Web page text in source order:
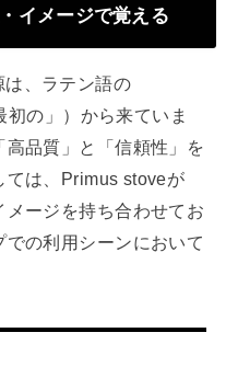
イメージで覚える
、ラテン語の
初の」）から来ていま
品質」と「信頼性」を
ては、Primus stoveが
メージを持ち合わせてお
の利用シーンにおいて